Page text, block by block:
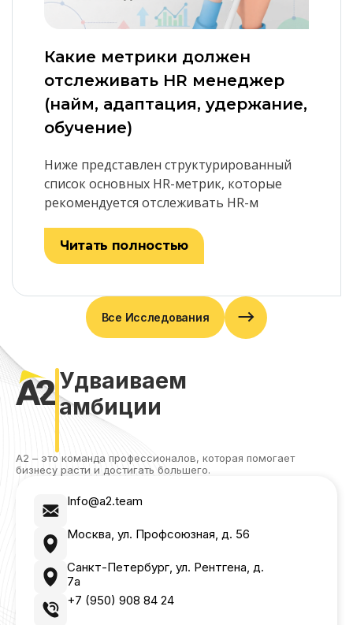
Какие метрики должен
отслеживать HR менеджер
(найм, адаптация, удержание,
обучение)
Ниже представлен структурированный
список основных HR-метрик, которые
рекомендуется отслеживать HR-м
Читать полностью
Все Исследования
Удваиваем
амбиции
А2 – это команда профессионалов, которая помогает
бизнесу расти и достигать большего.
Info@a2.team
Москва, ул. Профсоюзная, д. 56
Санкт-Петербург, ул. Рентгена, д.
7а
+7 (950) 908 84 24